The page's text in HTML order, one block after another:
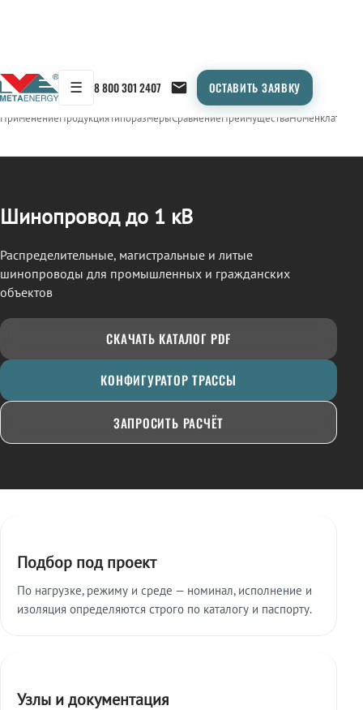
☰ 8 800 301 2407 ОСТАВИТЬ ЗАЯВКУ
← Продукция/ШИНОПРОВОД
ПрименениеПродукцияТипоразмерыСравнениеПреимуществаНоменклатура
Шинопровод до 1 кВ
Распределительные, магистральные и литые
шинопроводы для промышленных и гражданских
объектов
СКАЧАТЬ КАТАЛОГ PDF
КОНФИГУРАТОР ТРАССЫ
ЗАПРОСИТЬ РАСЧЁТ
Подбор под проект
По нагрузке, режиму и среде — номинал, исполнение и
изоляция определяются строго по каталогу и паспорту.
Узлы и документация